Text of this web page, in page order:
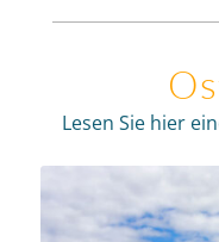
Lesen Sie hier